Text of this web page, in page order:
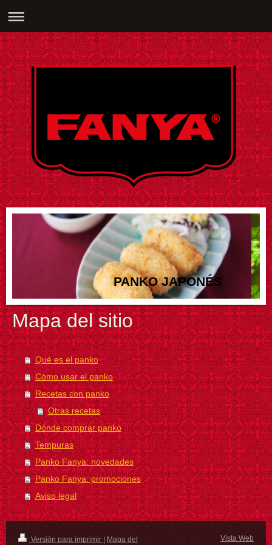
PANKO JAPONÉS
Mapa del sitio
Qué es el panko
Cómo usar el panko
Recetas con panko
Otras recetas
Dónde comprar panko
Tempuras
Panko Fanya: novedades
Panko Fanya: promociones
Aviso legal
Versión para imprimir | Mapa del
Vista Web